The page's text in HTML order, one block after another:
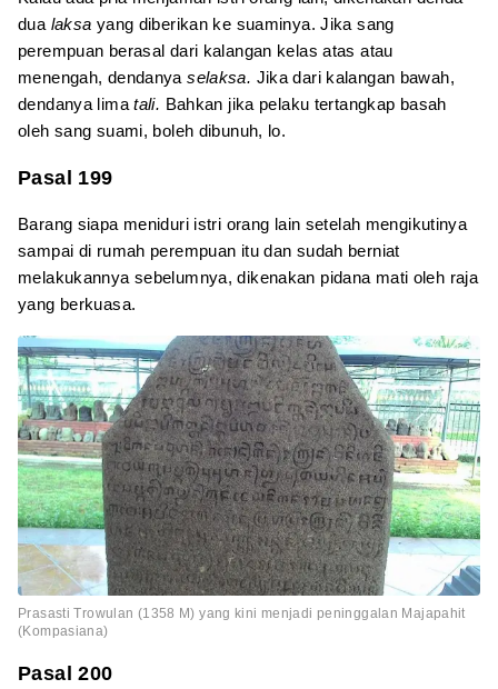
dua laksa yang diberikan ke suaminya. Jika sang
perempuan berasal dari kalangan kelas atas atau
menengah, dendanyaselaksa. Jika dari kalangan bawah,
dendanya limatali. Bahkan jika pelaku tertangkap basah
oleh sang suami, boleh dibunuh, lo.
Pasal 199
Barang siapa meniduri istri orang lain setelah mengikutinya
sampai di rumah perempuan itu dan sudah berniat
melakukannya sebelumnya, dikenakan pidana mati oleh raja
yang berkuasa.
Prasasti Trowulan (1358 M) yang kini menjadi peninggalan Majapahit
(Kompasiana)
Pasal 200